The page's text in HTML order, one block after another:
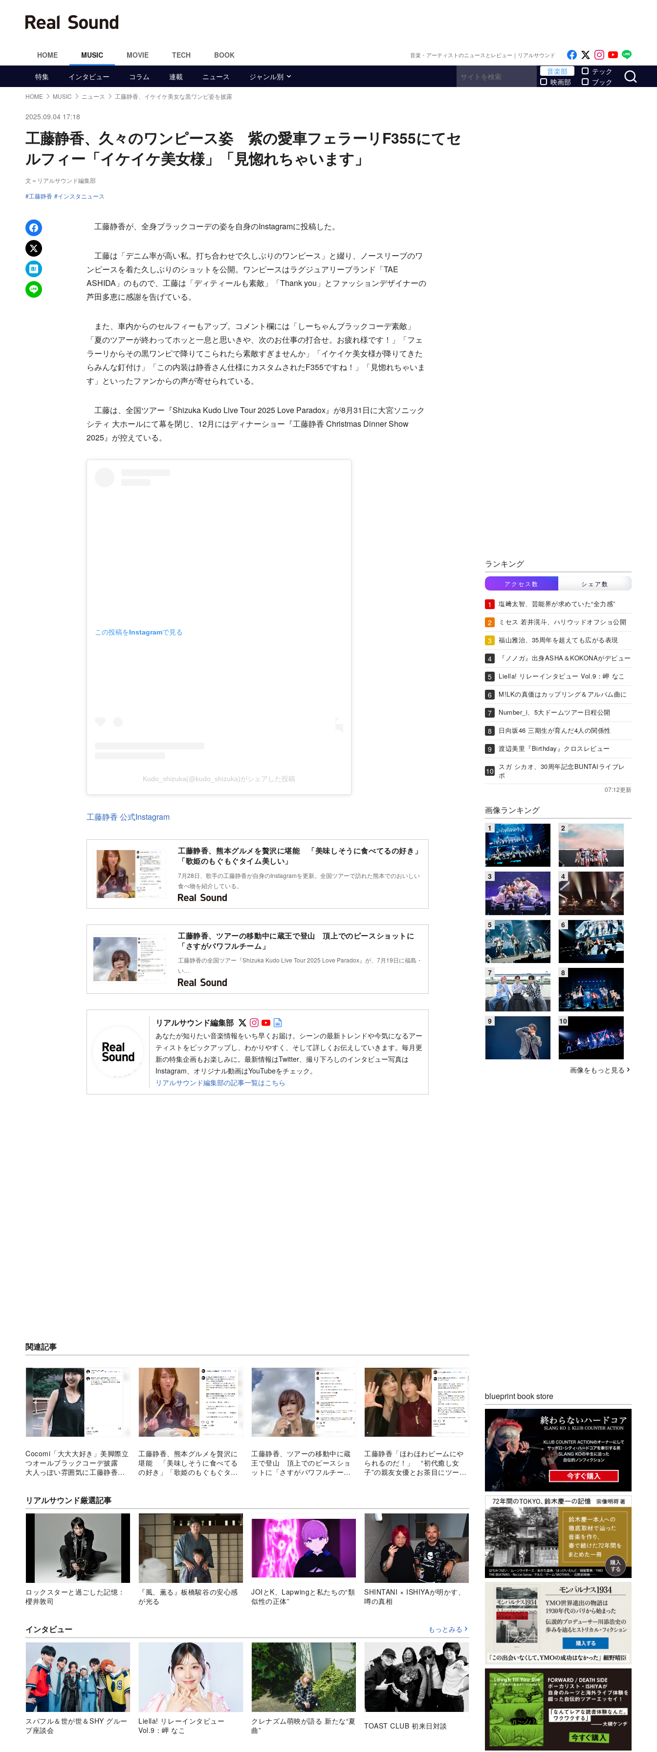
HOME MUSIC MOVIE TECH BOOK 音楽・アーティストのニュースとレビュー｜リアルサウンド Like on Facebook
Follow on x
Follow on
Follow
特集 インタビュー コラム 連載 ニュース ジャンル別
音楽部
映画部
テック
ブック
HOME MUSIC ニュース 工藤静香、イケイケ美女な黒ワンピ姿を披露
2025.09.04 17:18
工藤静香、久々のワンピース姿 紫の愛車フェラーリF355にてセ
ルフィー「イケイケ美女様」「見惚れちゃいます」
文＝リアルサウンド編集部
工藤静香
インスタニュース
Facebookでシェア
xでポスト
はてなブックマーク
LINEで送る
工藤静香が、全身ブラックコーデの姿を自身のInstagramに投稿した。
工藤は「デニム率が高い私。打ち合わせで久しぶりのワンピース」と綴り、ノースリーブのワ
ンピースを着た久しぶりのショットを公開。ワンピースはラグジュアリーブランド「TAE
ASHIDA」のもので、工藤は「ディティールも素敵」「Thank you」とファッションデザイナーの
芦田多恵に感謝を告げている。
また、車内からのセルフィーもアップ。コメント欄には「しーちゃんブラックコーデ素敵」
「夏のツアーが終わってホッと一息と思いきや、次のお仕事の打合せ。お疲れ様です！」「フェ
ラーリからその黒ワンピで降りてこられたら素敵すぎませんか」「イケイケ美女様が降りてきた
らみんな釘付け」「この内装は静香さん仕様にカスタムされたF355ですね！」「見惚れちゃいま
す」といったファンからの声が寄せられている。
工藤は、全国ツアー『Shizuka Kudo Live Tour 2025 Love Paradox』が8月31日に大宮ソニック
シティ 大ホールにて幕を閉じ、12月にはディナーショー『工藤静香 Christmas Dinner Show
2025』が控えている。
この投稿をInstagramで見る
Kudo_shizuka(@kudo_shizuka)がシェアした投稿
工藤静香 公式Instagram
工藤静香、熊本グルメを贅沢に堪能 「美味しそうに食べてるの好き」
「歌姫のもぐもぐタイム美しい」
7月28日、歌手の工藤静香が自身のInstagramを更新。全国ツアーで訪れた熊本でのおいしい
食べ物を紹介している。
工藤静香、ツアーの移動中に蔵王で登山 頂上でのピースショットに
「さすがパワフルチーム」
工藤静香の全国ツアー『Shizuka Kudo Live Tour 2025 Love Paradox』が、7月19日に福島・
い…
リアルサウンド編集部 Follow on SNS
Follow on SNS
Follow on SNS
あなたが知りたい音楽情報をいち早くお届け。シーンの最新トレンドや今気になるアー
ティストをピックアップし、わかりやすく、そして詳しくお伝えしていきます。毎月更
新の特集企画もお楽しみに。最新情報はTwitter、撮り下ろしのインタビュー写真は
Instagram、オリジナル動画はYouTubeをチェック。
リアルサウンド編集部の記事一覧はこちら
関連記事
Cocomi「大大大好き」美脚際立
つオールブラックコーデ披露
大人っぽい雰囲気に工藤静香も
工藤静香、熊本グルメを贅沢に
堪能 「美味しそうに食べてる
の好き」「歌姫のもぐもぐタイ
工藤静香、ツアーの移動中に蔵
王で登山 頂上でのピースショ
ットに「さすがパワフルチー
工藤静香「ほわほわビームにや
られるのだ！」 “初代癒し女
子”の親友女優とお茶目にツーシ
リアルサウンド厳選記事
ロックスターと過ごした記憶：
櫻井敦司
『風、薫る』板橋駿谷の安心感
が光る
JOIとK、Lapwingと私たちの“類
似性の正体”
SHINTANI × ISHIYAが明かす、
噂の真相
インタビュー もっとみる
スパフル＆世が世＆SHY グルー
プ座談会
Liella! リレーインタビュー
Vol.9：岬 なこ
クレナズム萌映が語る 新たな“夏
曲”
TOAST CLUB 初来日対談
ランキング
アクセス数 シェア数
塩﨑太智、芸能界が求めていた“全力感”
ミセス 若井滉斗、ハリウッドオフショ公開
福山雅治、35周年を超えても広がる表現
『ノノガ』出身ASHA＆KOKONAがデビュー
Liella! リレーインタビュー Vol.9：岬 なこ
M!LKの真価はカップリング＆アルバム曲に
Number_i、5大ドームツアー日程公開
日向坂46 三期生が育んだ4人の関係性
渡辺美里『Birthday』クロスレビュー
スガ シカオ、30周年記念BUNTAIライブレ
ポ
07:12更新
画像ランキング
画像をもっと見る
blueprint book store